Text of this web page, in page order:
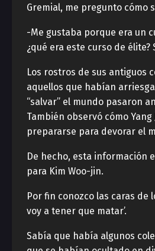
Gremial, me pregunto cómo
-Me gustaba porque era un
¿qué era este curso de élite?
Los rostros de sus antiguos
aquellos que habían
“salvar” el mundo pasaron
También observó cómo
prepararse para devorar el
De hecho, esta información
para Kim Woo-jin.
Por fin conozco las caras de
voy a tener que matar’.
Sabía que había algunos